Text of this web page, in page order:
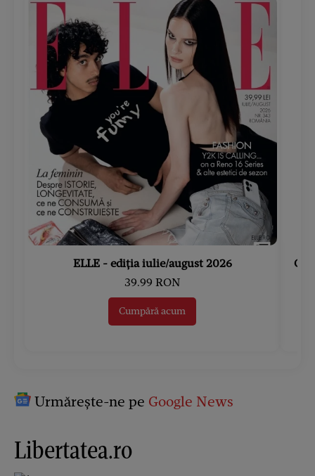
ELLE - ediția iulie/august 2026
39.99 RON
Cumpără acum
Urmărește-ne pe Google News
Libertatea.ro